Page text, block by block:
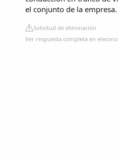
el conjunto de la empresa.
Solicitud de eliminación
Ver respuesta completa en